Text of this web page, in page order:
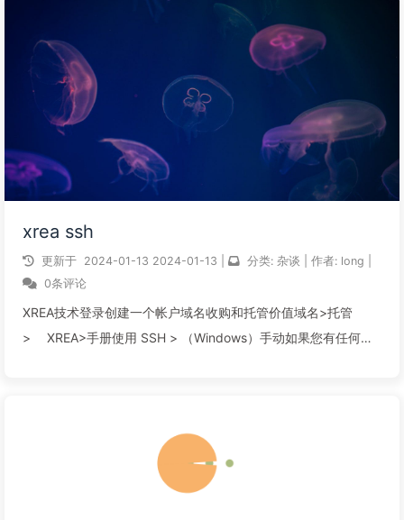
xrea ssh
更新于 2024-01-13 2024-01-13 分类: 杂谈 作者: long
0条评论
XREA技术登录创建一个帐户域名收购和托管价值域名>托管
> XREA>手册使用 SSH > （Windows）手动如果您有任何问